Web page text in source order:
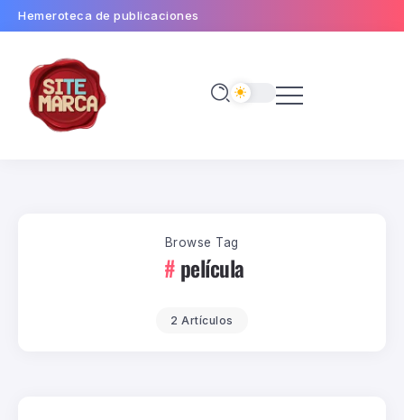
Hemeroteca de publicaciones
Browse Tag
película
2 Artículos